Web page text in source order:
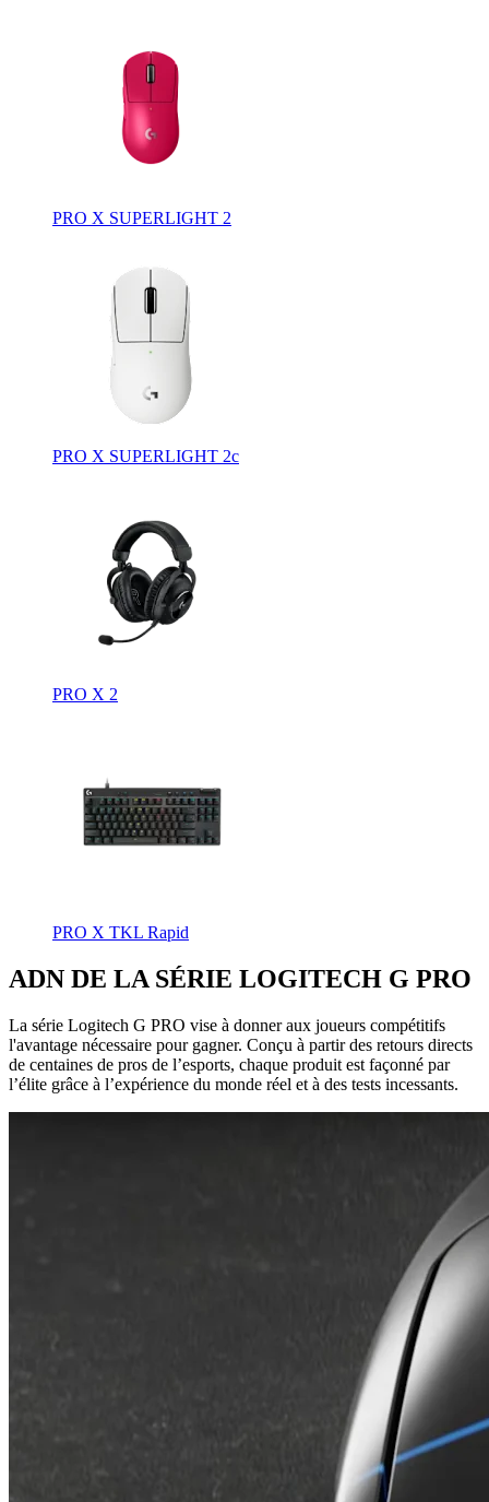
PRO X SUPERLIGHT 2
PRO X SUPERLIGHT 2c
PRO X 2
PRO X TKL Rapid
ADN DE LA SÉRIE LOGITECH G PRO
La série Logitech G PRO vise à donner aux joueurs compétitifs
l'avantage nécessaire pour gagner. Conçu à partir des retours directs
de centaines de pros de l’esports, chaque produit est façonné par
l’élite grâce à l’expérience du monde réel et à des tests incessants.